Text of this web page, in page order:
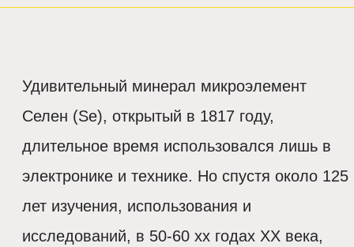
Удивительный минерал микроэлемент
Селен (Se), открытый в 1817 году,
длительное время использовался лишь в
электронике и технике. Но спустя около 125
лет изучения, использования и
исследований, в 50-60 хх годах ХХ века,